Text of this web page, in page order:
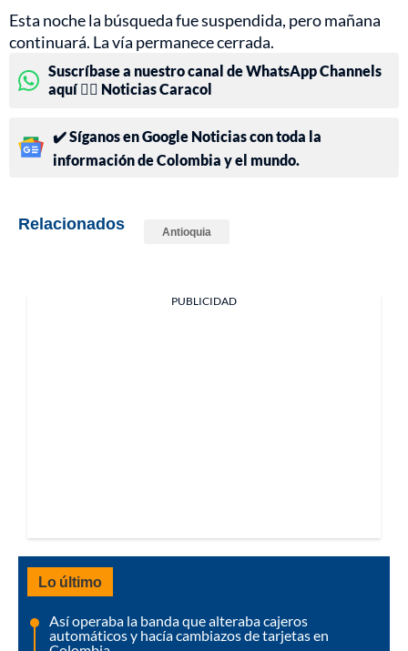
Esta noche la búsqueda fue suspendida, pero mañana
continuará. La vía permanece cerrada.
Suscríbase a nuestro canal de WhatsApp Channels
aquí 👉🏻 Noticias Caracol
✔️ Síganos en Google Noticias con toda la
información de Colombia y el mundo.
Relacionados Antioquia
PUBLICIDAD
Lo último
Así operaba la banda que alteraba cajeros
automáticos y hacía cambiazos de tarjetas en